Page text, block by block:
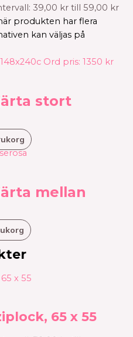
39,00 kr till 59,00 kr
produkten har flera
kan väljas på
stort
mellan
65 x 55